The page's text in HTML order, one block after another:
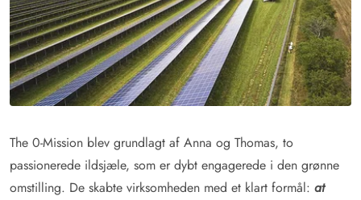
The 0-Mission blev grundlagt af Anna og Thomas, to
passionerede ildsjæle, som er dybt engagerede i den grønne
omstilling. De skabte virksomheden med et klart formål: at